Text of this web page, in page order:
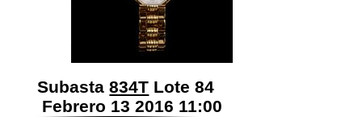
Subasta 834T Lote 84
Febrero 13 2016 11:00